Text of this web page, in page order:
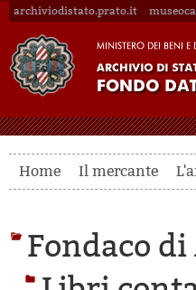
archiviodistato.prato.it
Home Il mercante
Fondaco